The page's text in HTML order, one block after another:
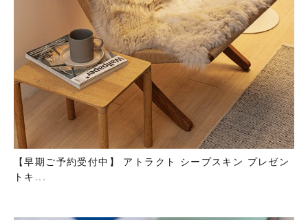
【早期ご予約受付中】 アトラクト シープスキン プレゼン
トキ...